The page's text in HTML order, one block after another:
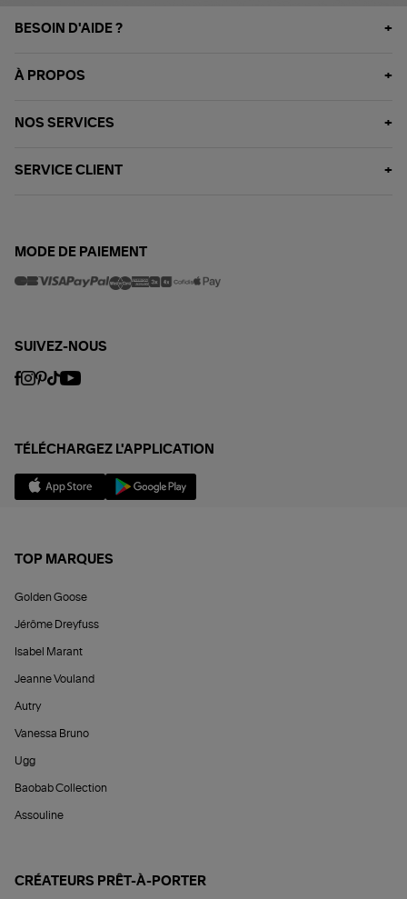
BESOIN D'AIDE ?
À PROPOS
NOS SERVICES
SERVICE CLIENT
MODE DE PAIEMENT
SUIVEZ-NOUS
TÉLÉCHARGEZ L'APPLICATION
TOP MARQUES
Golden Goose
Jérôme Dreyfuss
Isabel Marant
Jeanne Vouland
Autry
Vanessa Bruno
Ugg
Baobab Collection
Assouline
CRÉATEURS PRÊT-À-PORTER